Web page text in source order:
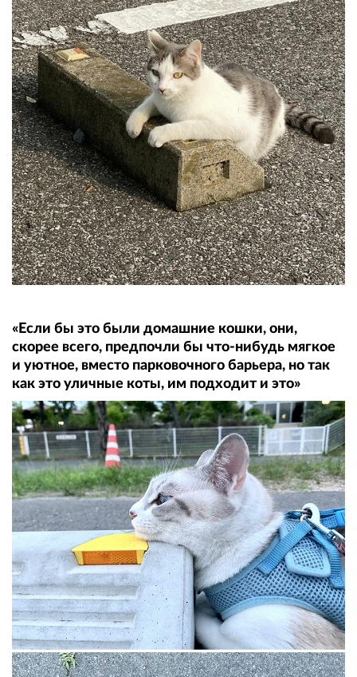
«Если бы это были домашние кошки, они,
скорее всего, предпочли бы что-нибудь мягкое
и уютное, вместо парковочного барьера, но так
как это уличные коты, им подходит и это»